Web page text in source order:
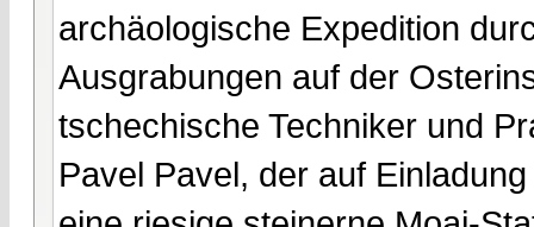
archäologische Expedition
Ausgrabungen auf der
tschechische Techniker und
Pavel Pavel, der auf